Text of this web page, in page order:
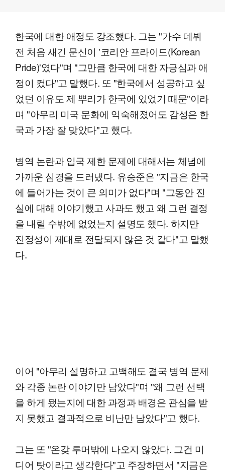
한국에 대한 애정도 강조했다. 그는 "가수 데뷔
전 처음 새긴 문신이 '코리안 프라이드(Korean
Pride)'였다"며 "그만큼 한국에 대한 자긍심과 애
정이 컸다"고 말했다. 또 "한국에서 성공하고 싶
었던 이유도 제 뿌리가 한국에 있었기 때문"이라
며 "아무리 미국 문화에 익숙해졌어도 감성은 한
국과 가장 잘 맞았다"고 했다.
병역 논란과 입국 제한 문제에 대해서는 체념에
가까운 심경을 드러냈다. 유승준은 "지금은 한국
에 들어가는 것이 큰 의미가 없다"며 "그동안 진
실에 대해 이야기했고 사과도 했고 왜 그런 결정
을 내릴 수밖에 없었는지 설명도 했다. 하지만
진정성이 제대로 전달되지 않은 것 같다"고 말했
다.
이어 "아무리 설명하고 고백해도 결국 병역 문제
와 각종 논란 이야기만 남았다"며 "왜 그런 선택
을 하게 됐는지에 대한 과정과 배경은 관심을 받
지 못했고 결과적으로 비난만 남았다"고 했다.
그는 또 "온갖 루머밖에 나오지 않았다. 그건 미
디어 탓이라고 생각한다"고 주장하면서 "지금은